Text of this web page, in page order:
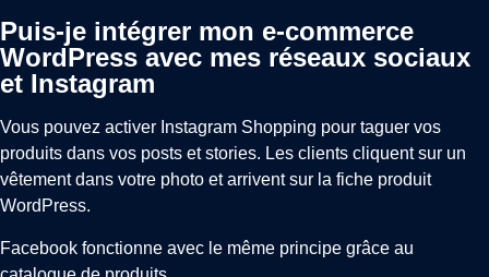
Puis-je intégrer mon e-commerce
WordPress avec mes réseaux sociaux
et Instagram
Vous pouvez activer Instagram Shopping pour taguer vos
produits dans vos posts et stories. Les clients cliquent sur un
vêtement dans votre photo et arrivent sur la fiche produit
WordPress.
Facebook fonctionne avec le même principe grâce au